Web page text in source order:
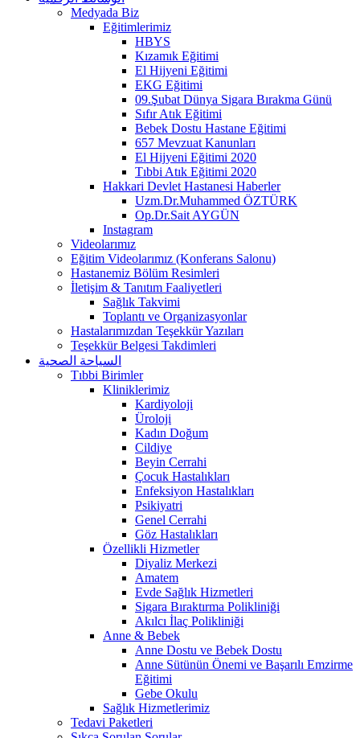
Medyada Biz
Eğitimlerimiz
HBYS
Kızamık Eğitimi
El Hijyeni Eğitimi
EKG Eğitimi
09.Şubat Dünya Sigara Bırakma Günü
Sıfır Atık Eğitimi
Bebek Dostu Hastane Eğitimi
657 Mevzuat Kanunları
El Hijyeni Eğitimi 2020
Tıbbi Atık Eğitimi 2020
Hakkari Devlet Hastanesi Haberler
Uzm.Dr.Muhammed ÖZTÜRK
Op.Dr.Sait AYGÜN
Instagram
Videolarımız
Eğitim Videolarımız (Konferans Salonu)
Hastanemiz Bölüm Resimleri
İletişim & Tanıtım Faaliyetleri
Sağlık Takvimi
Toplantı ve Organizasyonlar
Hastalarımızdan Teşekkür Yazıları
Teşekkür Belgesi Takdimleri
السياحة الصحية
Tıbbi Birimler
Kliniklerimiz
Kardiyoloji
Üroloji
Kadın Doğum
Cildiye
Beyin Cerrahi
Çocuk Hastalıkları
Enfeksiyon Hastalıkları
Psikiyatri
Genel Cerrahi
Göz Hastalıkları
Özellikli Hizmetler
Diyaliz Merkezi
Amatem
Evde Sağlık Hizmetleri
Sigara Bıraktırma Polikliniği
Akılcı İlaç Polikliniği
Anne & Bebek
Anne Dostu ve Bebek Dostu
Anne Sütünün Önemi ve Başarılı Emzirme
Eğitimi
Gebe Okulu
Sağlık Hizmetlerimiz
Tedavi Paketleri